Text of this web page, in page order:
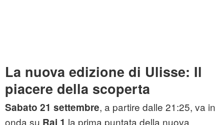
La nuova edizione di Ulisse: Il
piacere della scoperta
Sabato 21 settembre, a partire dalle 21:25, va in
onda su
la prima puntata della nuova